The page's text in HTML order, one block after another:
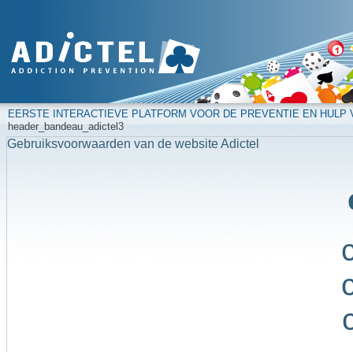
EERSTE INTERACTIEVE PLATFORM VOOR DE PREVENTIE EN HULP
header_bandeau_adictel3
Gebruiksvoorwaarden van de website Adictel